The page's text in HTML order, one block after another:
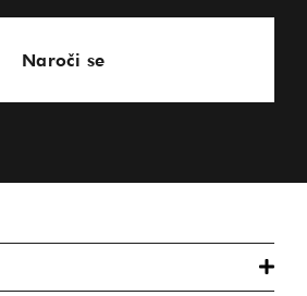
Naroči se